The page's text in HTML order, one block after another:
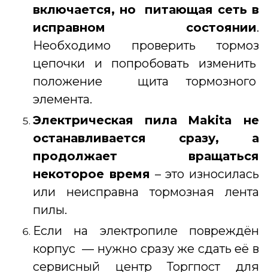
включается, но питающая сеть в
исправном состоянии.
Необходимо проверить тормоз
цепочки и попробовать изменить
положение щита тормозного
элемента.
Электрическая пила Makita не
останавливается сразу, а
продолжает вращаться
некоторое время – это износилась
или неисправна тормозная лента
пилы.
Если на электропиле повреждён
корпус — нужно сразу же сдать её в
сервисный центр Торгпост для